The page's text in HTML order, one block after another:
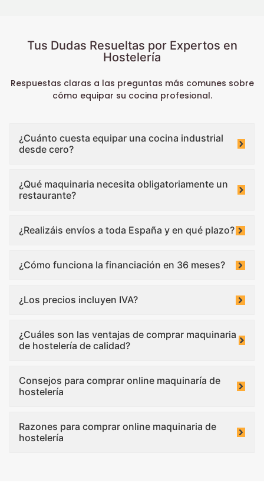
Tus Dudas Resueltas por Expertos en
Hostelería
Respuestas claras a las preguntas más comunes sobre
cómo equipar su cocina profesional.
¿Cuánto cuesta equipar una cocina industrial
desde cero?
¿Qué maquinaria necesita obligatoriamente un
restaurante?
¿Realizáis envíos a toda España y en qué plazo?
¿Cómo funciona la financiación en 36 meses?
¿Los precios incluyen IVA?
¿Cuáles son las ventajas de comprar maquinaria
de hostelería de calidad?
Consejos para comprar online maquinaría de
hostelería
Razones para comprar online maquinaria de
hostelería